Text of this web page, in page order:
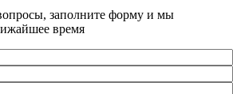
заполните форму и мы
время